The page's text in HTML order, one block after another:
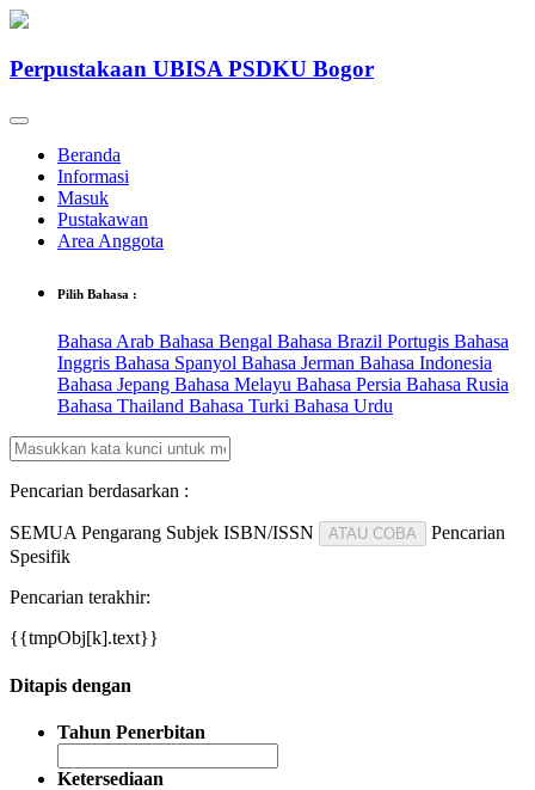
Perpustakaan UBISA PSDKU Bogor
Beranda
Informasi
Masuk
Pustakawan
Area Anggota
Pilih Bahasa :
Bahasa Arab Bahasa Bengal Bahasa Brazil Portugis Bahasa
Inggris Bahasa Spanyol Bahasa Jerman Bahasa Indonesia
Bahasa Jepang Bahasa Melayu Bahasa Persia Bahasa Rusia
Bahasa Thailand Bahasa Turki Bahasa Urdu
Pencarian berdasarkan :
SEMUA Pengarang Subjek ISBN/ISSN ATAU COBA
Pencarian
Spesifik
Pencarian terakhir:
{{tmpObj[k].text}}
Ditapis dengan
Tahun Penerbitan
Ketersediaan